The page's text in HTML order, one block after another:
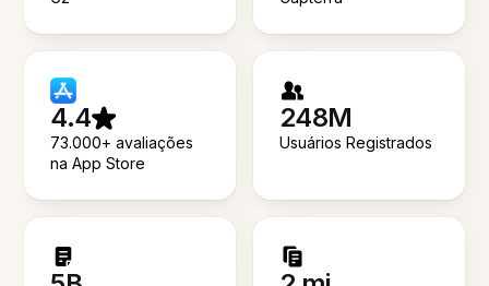
4.4
73.000+ avaliações
na App Store
248M
Usuários Registrados